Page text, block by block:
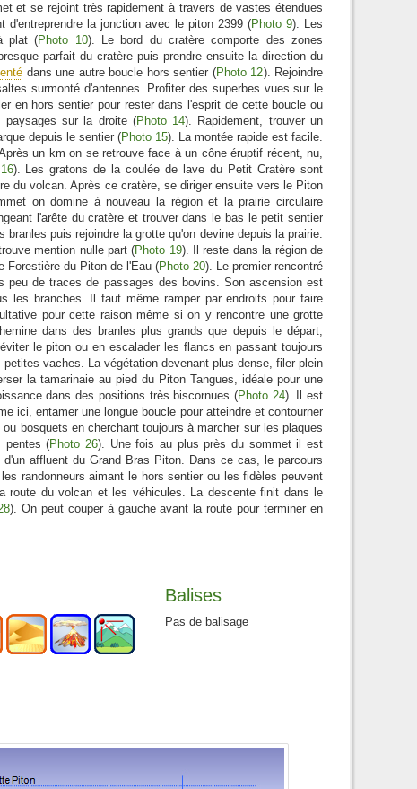
et se rejoint très rapidement à travers de vastes étendues
la jonction avec le piton 2399 (Photo 9). Les
plat (Photo 10). Le bord du cratère comporte des zones
parfait du cratère puis prendre ensuite la direction du
dans une autre boucle hors sentier (Photo 12). Rejoindre
surmonté d'antennes. Profiter des superbes vues sur le
en hors sentier pour rester dans l'esprit de cette boucle ou
paysages sur la droite (Photo 14). Rapidement, trouver un
depuis le sentier (Photo 15). La montée rapide est facile.
un km on se retrouve face à un cône éruptif récent, nu,
). Les gratons de la coulée de lave du Petit Cratère sont
du volcan. Après ce cratère, se diriger ensuite vers le Piton
on domine à nouveau la région et la prairie circulaire
l'arête du cratère et trouver dans le bas le petit sentier
puis rejoindre la grotte qu'on devine depuis la prairie.
mention nulle part (Photo 19). Il reste dans la région de
Forestière du Piton de l'Eau (Photo 20). Le premier rencontré
peu de traces de passages des bovins. Son ascension est
les branches. Il faut même ramper par endroits pour faire
pour cette raison même si on y rencontre une grotte
dans des branles plus grands que depuis le départ,
le piton ou en escalader les flancs en passant toujours
vaches. La végétation devenant plus dense, filer plein
la tamarinaie au pied du Piton Tangues, idéale pour une
dans des positions très biscornues (Photo 24). Il est
ici, entamer une longue boucle pour atteindre et contourner
bosquets en cherchant toujours à marcher sur les plaques
pentes (Photo 26). Une fois au plus près du sommet il est
affluent du Grand Bras Piton. Dans ce cas, le parcours
randonneurs aimant le hors sentier ou les fidèles peuvent
route du volcan et les véhicules. La descente finit dans le
). On peut couper à gauche avant la route pour terminer en
Balises
Pas de balisage